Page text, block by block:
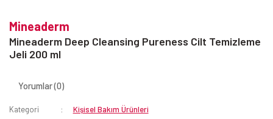
Mineaderm
Mineaderm Deep Cleansing Pureness Cilt Temizleme
Jeli 200 ml
Yorumlar (0)
Kategori
Kişisel Bakım Ürünleri